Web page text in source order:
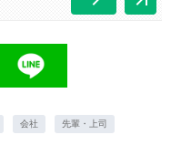
会社 先輩・上司